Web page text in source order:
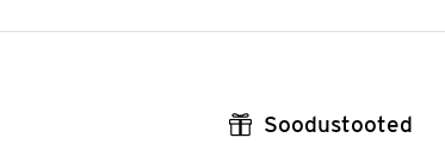
Soodustooted